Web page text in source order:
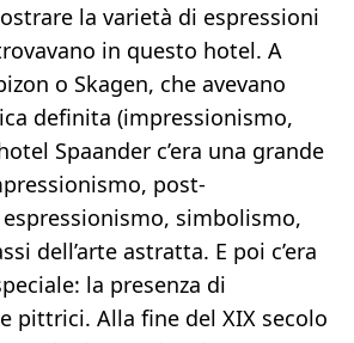
la varietà di espressioni
in questo hotel. A
o Skagen, che avevano
definita (impressionismo,
Spaander c’era una grande
post-
simbolismo,
dell’arte astratta. E poi c’era
la presenza di
pittrici. Alla fine del XIX secolo